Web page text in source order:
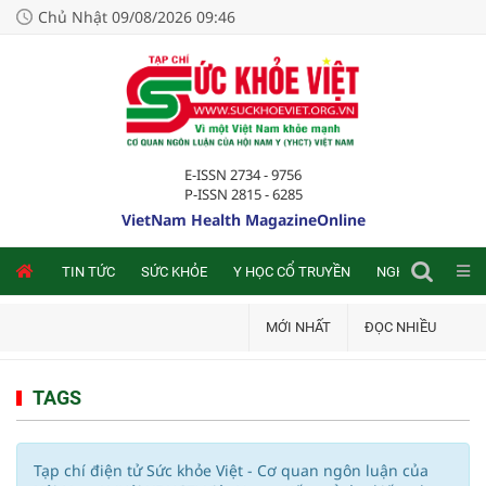
Chủ Nhật 09/08/2026 09:46
E-ISSN 2734 - 9756
P-ISSN 2815 - 6285
VietNam Health MagazineOnline
TIN TỨC SỨC KHỎE Y HỌC CỔ TRUYỀN NGHIÊN CỨU
MỚI NHẤT ĐỌC NHIỀU
TAGS
Tạp chí điện tử Sức khỏe Việt - Cơ quan ngôn luận của